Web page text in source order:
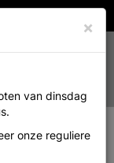
Clay
×
van dinsdag
onze reguliere